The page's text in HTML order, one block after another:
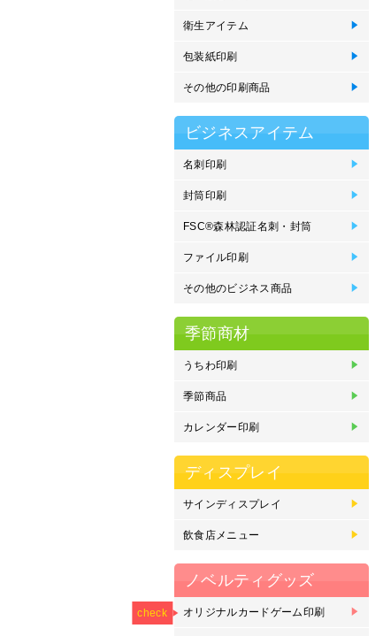
衛生アイテム
包装紙印刷
その他の印刷商品
ビジネスアイテム
名刺印刷
封筒印刷
FSC®森林認証名刺・封筒
ファイル印刷
その他のビジネス商品
季節商材
うちわ印刷
季節商品
カレンダー印刷
ディスプレイ
サインディスプレイ
飲食店メニュー
ノベルティグッズ
check オリジナルカードゲーム印刷
NEW